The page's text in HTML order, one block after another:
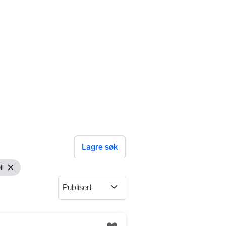
Lagre søk
Fjern filteret